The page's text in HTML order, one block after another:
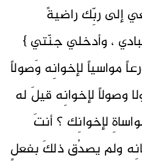
إلى ربِّك راضيةً
، وأدخلي جنّتي }
مواسياً لإخوانِه وَصولاً
وصولاً لإخوانِه قيلَ له
لإخوانِك ؟ أنتَ
ولم يصدُق ذلكَ بفعلٍ